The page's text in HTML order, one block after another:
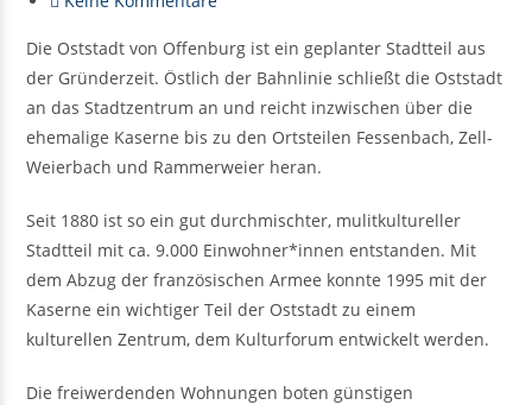
Die Oststadt von Offenburg ist ein geplanter Stadtteil aus
der Gründerzeit. Östlich der Bahnlinie schließt die Oststadt
an das Stadtzentrum an und reicht inzwischen über die
ehemalige Kaserne bis zu den Ortsteilen Fessenbach, Zell-
Weierbach und Rammerweier heran.
Seit 1880 ist so ein gut durchmischter, mulitkultureller
Stadtteil mit ca. 9.000 Einwohner*innen entstanden. Mit
dem Abzug der französischen Armee konnte 1995 mit der
Kaserne ein wichtiger Teil der Oststadt zu einem
kulturellen Zentrum, dem Kulturforum entwickelt werden.
Die freiwerdenden Wohnungen boten günstigen